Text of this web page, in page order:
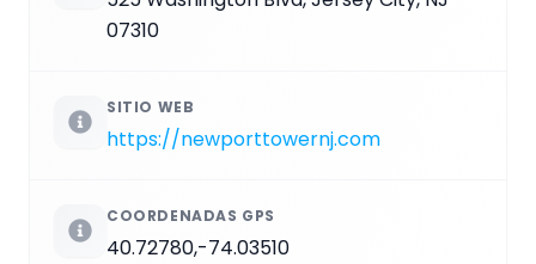
07310
SITIO WEB
https://newporttowernj.com
COORDENADAS GPS
40.72780,-74.03510